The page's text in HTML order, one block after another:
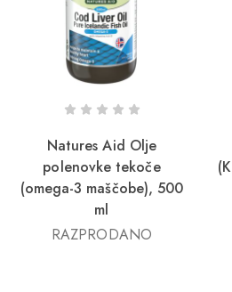
Natures Aid Olje
polenovke tekoče
(omega-3 maščobe), 500
ml
RAZPRODANO